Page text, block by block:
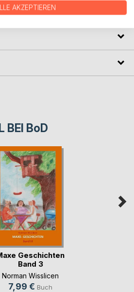
BEI BoD
Geschichten
Band 3
Norman Wisslicen
7,99 € Buch
AKZEPTIEREN